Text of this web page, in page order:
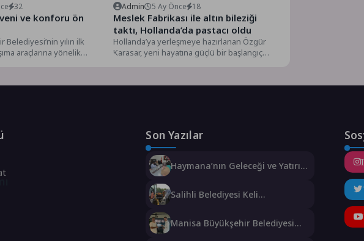
32
ve konforu ön
Belediyesi’nin yılın ilk
araçlarına yönelik
Admin 5 Ay Önce 18
Meslek Fabrikası ile altın bileziği
taktı, Hollanda’da pastacı oldu
Hollanda’ya yerleşmeye hazırlanan Özgür
Karasar, yeni hayatına güçlü bir başlangıç
Son Yazılar
Haymana’nın Geleceği ve Yatırım
Salihli Belediyesi Keli
Sıcak Asfalt Çalışmasını
Tamamladı
Manisa Büyükşehir Belediyesi